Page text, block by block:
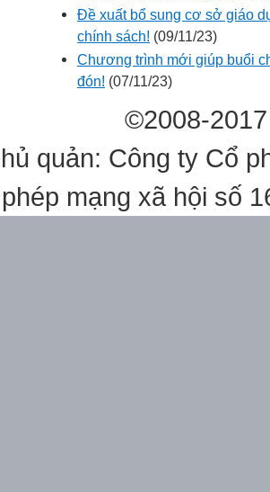
Đề xuất bổ sung cơ sở giáo
chính sách! (09/11/23)
Chương trình mới giúp buổi
đón! (07/11/23)
©2008-
quản: Công ty Cổ
mạng xã hội số